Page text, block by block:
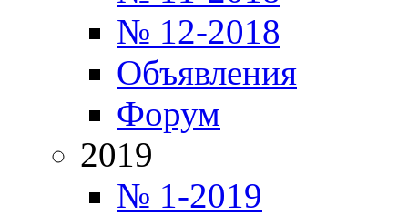
№ 12-2018
Объявления
Форум
2019
№ 1-2019